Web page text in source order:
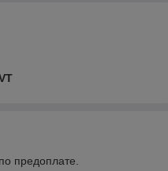
предоплате.